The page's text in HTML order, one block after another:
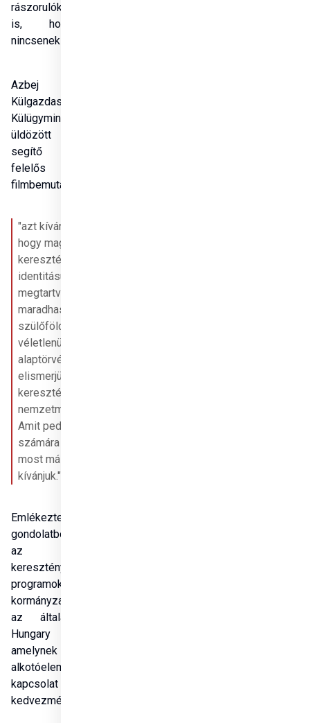
rászorulóknak, hanem azt
is, hogy érezzék,
nincsenek egyedül.
Azbej Tristan, a
Külgazdasági és
Külügyminisztérium
üldözött keresztényeket
segítő programokért
felelős államtitkára a
filmbemutatón azt mondta,
"azt kívánjuk magunknak,
hogy magyar és
keresztény
identitásunkat
megtartva
maradhassunk meg a
szülőföldünkön. Nem
véletlenül iktattuk az
alaptörvényünkbe, hogy
elismerjük a
kereszténység
nemzetmegtartó erejét.
Amit pedig magunk
számára elvárunk, azt
most mások számára is
kívánjuk."
Emlékeztetett: ebből a
gondolatból született meg
az üldözött
keresztényeket segítő
programokért felelős
kormányzati szervezet és
az általa működtetett
Hungary Helps Program,
amelynek alapvető
alkotóeleme a személyes
kapcsolat a
kedvezményezettekkel.